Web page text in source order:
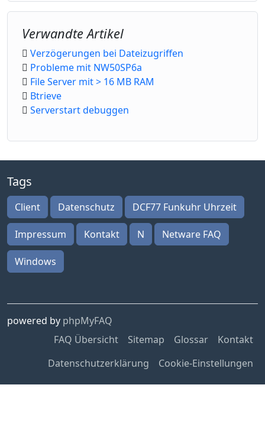
Verwandte Artikel
Verzögerungen bei Dateizugriffen
Probleme mit NW50SP6a
File Server mit > 16 MB RAM
Btrieve
Serverstart debuggen
Tags
Client Datenschutz DCF77 Funkuhr Uhrzeit
Impressum Kontakt N Netware FAQ
Windows
powered by phpMyFAQ
FAQ Übersicht
Sitemap Glossar
Kontakt
Datenschutzerklärung
Cookie-Einstellungen